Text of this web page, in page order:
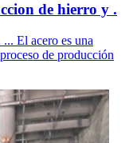
de hierro y .
El acero es una
de producción